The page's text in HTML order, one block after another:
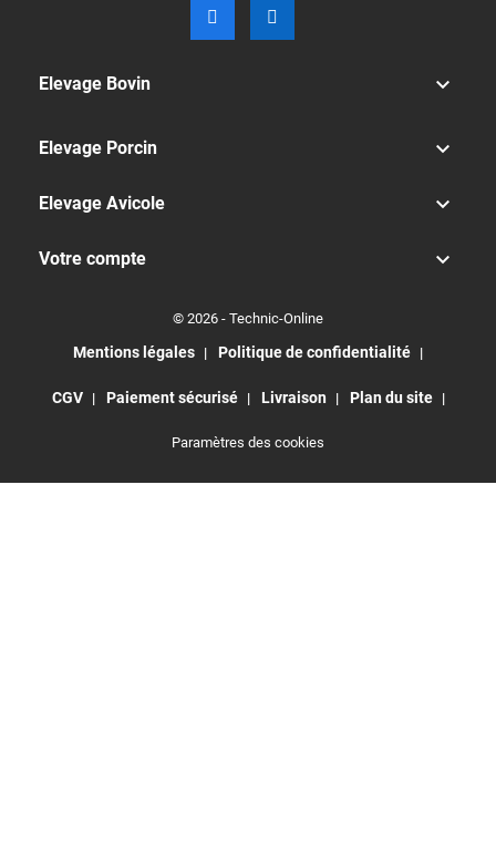
Elevage Bovin 
Elevage Porcin 
Elevage Avicole 
Votre compte 
© 2026 - Technic-Online
Mentions légales Politique de confidentialité
CGV Paiement sécurisé Livraison Plan du site
Paramètres des cookies